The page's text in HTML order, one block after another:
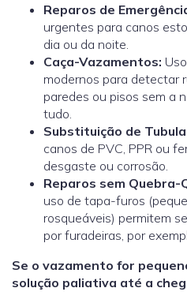
Reparos de
urgentes para canos
dia ou da noite.
Caça-Vazamentos:
modernos para detectar
paredes ou pisos sem a
tudo.
Substituição de
canos de PVC, PPR ou
desgaste ou corrosão.
Reparos sem Quebra-
uso de tapa-furos
rosqueáveis) permitem
por furadeiras, por
Se o vazamento for
solução paliativa até a